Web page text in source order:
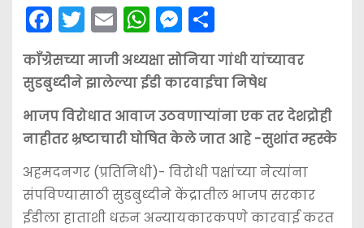
F
a
c
e
b
o
o
k
T
w
itt
er
E
m
ai
l
W
h
a
ts
A
p
p
M
e
s
s
e
n
g
er
S
h
ar
e
काँग्रेसच्या माजी अध्यक्षा सोनिया गांधी यांच्यावर
सुडबुध्दीने झालेल्या ईडी कारवाईचा निषेध
भाजप विरोधात आवाज उठवणार्‍यांना एक तर देशद्रोही
नाहीतर भ्रष्टाचारी घोषित केले जात आहे -सुशांत म्हस्के
अहमदनगर (प्रतिनिधी)- विरोधी पक्षांच्या नेत्यांना
संपविण्यासाठी सुडबुध्दीने केंद्रातील भाजप सरकार
ईडीला हाताशी धरुन अन्यायकारकपणे कारवाई करत